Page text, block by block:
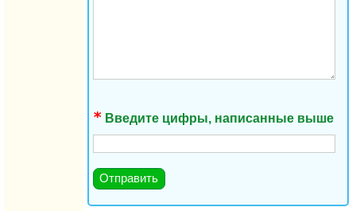
Введите цифры, написанные выше